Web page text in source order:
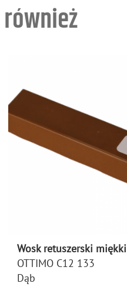
Wosk retuszerski miękki
OTTIMO C12 133
Dąb